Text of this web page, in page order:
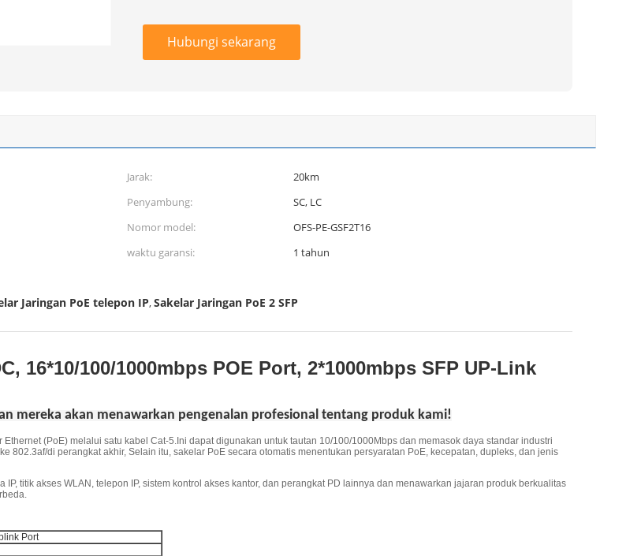
Hubungi sekarang
Jarak:
20km
Penyambung:
SC, LC
Nomor model:
OFS-PE-GSF2T16
waktu garansi:
1 tahun
Jaringan PoE telepon IP,Sakelar Jaringan PoE 2 SFP
16*10/100/1000mbps POE Port, 2*1000mbps SFP UP-Link
mereka akan menawarkan pengenalan profesional tentang produk kami!
(PoE) melalui satu kabel Cat-5.Ini dapat digunakan untuk tautan 10/100/1000Mbps dan memasok daya standar industri
802.3af/di perangkat akhir, Selain itu, sakelar PoE secara otomatis menentukan persyaratan PoE, kecepatan, dupleks, dan jenis
titik akses WLAN, telepon IP, sistem kontrol akses kantor, dan perangkat PD lainnya dan menawarkan jajaran produk berkualitas
Port